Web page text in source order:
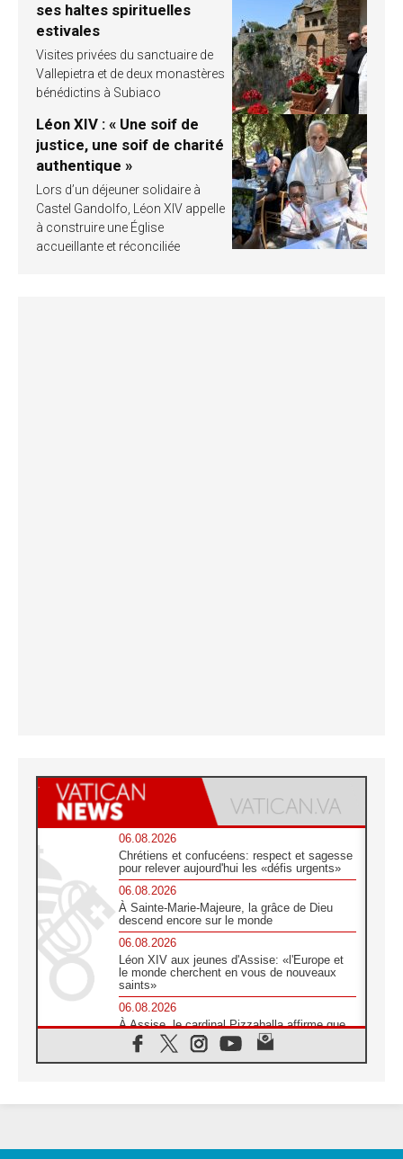
ses haltes spirituelles
estivales
Visites privées du sanctuaire de
Vallepietra et de deux monastères
bénédictins à Subiaco
Léon XIV : « Une soif de
justice, une soif de charité
authentique »
Lors d’un déjeuner solidaire à
Castel Gandolfo, Léon XIV appelle
à construire une Église
accueillante et réconciliée
06.08.2026
Chrétiens et confucéens: respect et sagesse
pour relever aujourd'hui les «défis urgents»
06.08.2026
À Sainte-Marie-Majeure, la grâce de Dieu
descend encore sur le monde
06.08.2026
Léon XIV aux jeunes d'Assise: «l'Europe et
le monde cherchent en vous de nouveaux
saints»
06.08.2026
À Assise, le cardinal Pizzaballa affirme que
«les chrétiens veulent la paix»
06.08.2026